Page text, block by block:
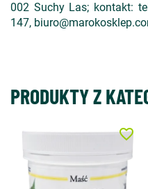
002 Suchy Las; kontakt:
147,
PRODUKTY Z
favorite_border